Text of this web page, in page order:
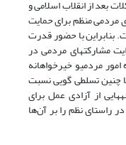
بعد از انقلاب اسلامی و
مردمی منظم برای حمایت
بنابراین با حضور قدرت
مشارکت­های مردمی در
مردمیو خیرخواهانه
چنین تسلطی گویی نسبت
از آزادی عمل برای
راستای نظم را بر آن‌ها